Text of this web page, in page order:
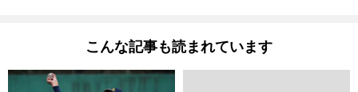
こんな記事も読まれています